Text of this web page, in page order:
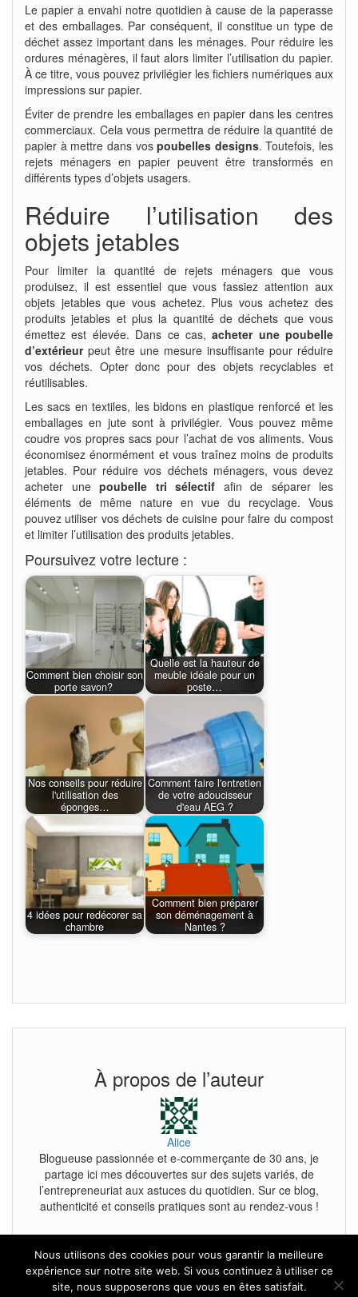
Le papier a envahi notre quotidien à cause de la paperasse
et des emballages. Par conséquent, il constitue un type de
déchet assez important dans les ménages. Pour réduire les
ordures ménagères, il faut alors limiter l’utilisation du papier.
À ce titre, vous pouvez privilégier les fichiers numériques aux
impressions sur papier.
Éviter de prendre les emballages en papier dans les centres
commerciaux. Cela vous permettra de réduire la quantité de
papier à mettre dans vospoubelles designs. Toutefois, les
rejets ménagers en papier peuvent être transformés en
différents types d’objets usagers.
Réduire l’utilisation des
objets jetables
Pour limiter la quantité de rejets ménagers que vous
produisez, il est essentiel que vous fassiez attention aux
objets jetables que vous achetez. Plus vous achetez des
produits jetables et plus la quantité de déchets que vous
émettez est élevée. Dans ce cas,acheter une poubelle
d’extérieurpeut être une mesure insuffisante pour réduire
vos déchets. Opter donc pour des objets recyclables et
réutilisables.
Les sacs en textiles, les bidons en plastique renforcé et les
emballages en jute sont à privilégier. Vous pouvez même
coudre vos propres sacs pour l’achat de vos aliments. Vous
économisez énormément et vous traînez moins de produits
jetables. Pour réduire vos déchets ménagers, vous devez
acheter une poubelle tri sélectif afin de séparer les
éléments de même nature en vue du recyclage. Vous
pouvez utiliser vos déchets de cuisine pour faire du compost
et limiter l’utilisation des produits jetables.
Poursuivez votre lecture :
Comment bien choisir son
porte savon?
Quelle est la hauteur de
meuble idéale pour un
poste…
Nos conseils pour réduire
l'utilisation des
éponges…
Comment faire l'entretien
de votre adoucisseur
d'eau AEG ?
4 idées pour redécorer sa
chambre
Comment bien préparer
son déménagement à
Nantes ?
À propos de l’auteur
Alice
Blogueuse passionnée et e-commerçante de 30 ans, je
partage ici mes découvertes sur des sujets variés, de
l’entrepreneuriat aux astuces du quotidien. Sur ce blog,
authenticité et conseils pratiques sont au rendez-vous !
Nous utilisons des cookies pour vous garantir la meilleure
expérience sur notre site web. Si vous continuez à utiliser ce
site, nous supposerons que vous en êtes satisfait.